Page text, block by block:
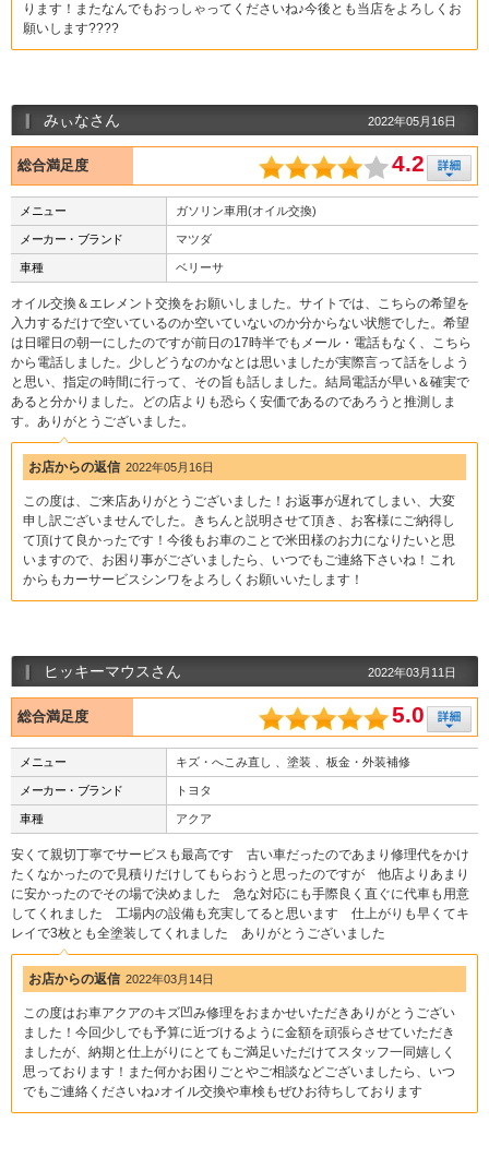
ります！またなんでもおっしゃってくださいね♪今後とも当店をよろしくお
願いします????
みぃなさん 2022年05月16日
総合満足度 4.2
メニュー ガソリン車用(オイル交換)
メーカー・ブランド マツダ
車種 ベリーサ
オイル交換＆エレメント交換をお願いしました。サイトでは、こちらの希望を
入力するだけで空いているのか空いていないのか分からない状態でした。希望
は日曜日の朝一にしたのですが前日の17時半でもメール・電話もなく、こちら
から電話しました。少しどうなのかなとは思いましたが実際言って話をしよう
と思い、指定の時間に行って、その旨も話しました。結局電話が早い＆確実で
あると分かりました。どの店よりも恐らく安価であるのであろうと推測しま
す。ありがとうございました。
お店からの返信 2022年05月16日
この度は、ご来店ありがとうございました！お返事が遅れてしまい、大変
申し訳ございませんでした。きちんと説明させて頂き、お客様にご納得し
て頂けて良かったです！今後もお車のことで米田様のお力になりたいと思
いますので、お困り事がございましたら、いつでもご連絡下さいね！これ
からもカーサービスシンワをよろしくお願いいたします！
ヒッキーマウスさん 2022年03月11日
総合満足度 5.0
メニュー キズ・へこみ直し 、塗装 、板金・外装補修
メーカー・ブランド トヨタ
車種 アクア
安くて親切丁寧でサービスも最高です 古い車だったのであまり修理代をかけ
たくなかったので見積りだけしてもらおうと思ったのですが 他店よりあまり
に安かったのでその場で決めました 急な対応にも手際良く直ぐに代車も用意
してくれました 工場内の設備も充実してると思います 仕上がりも早くてキ
レイで3枚とも全塗装してくれました ありがとうございました
お店からの返信 2022年03月14日
この度はお車アクアのキズ凹み修理をおまかせいただきありがとうござい
ました！今回少しでも予算に近づけるように金額を頑張らさせていただき
ましたが、納期と仕上がりにとてもご満足いただけてスタッフ一同嬉しく
思っております！また何かお困りごとやご相談などございましたら、いつ
でもご連絡くださいね♪オイル交換や車検もぜひお待ちしております